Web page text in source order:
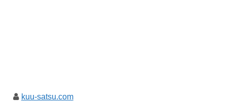
kuu-satsu.com